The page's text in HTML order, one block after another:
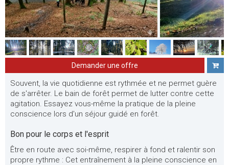
Demander une offre
Souvent, la vie quotidienne est rythmée et ne permet guère
de s'arrêter. Le bain de forêt permet de lutter contre cette
agitation. Essayez vous-même la pratique de la pleine
conscience lors d'un séjour guidé en forêt.
Bon pour le corps et l'esprit
Être en route avec soi-même, respirer à fond et ralentir son
propre rythme : Cet entraînement à la pleine conscience en